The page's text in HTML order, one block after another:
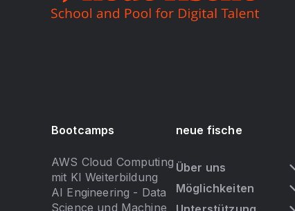
Bootcamps
AWS Cloud Computing
mit KI Weiterbildung
AI Engineering - Data
Science und Machine
neue fische
Über uns
Möglichkeiten